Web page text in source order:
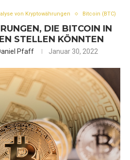
von Kryptowährungen Bitcoin (BTC)
DIE BITCOIN IN
STELLEN KÖNNTEN
Pfaff Januar 30, 2022